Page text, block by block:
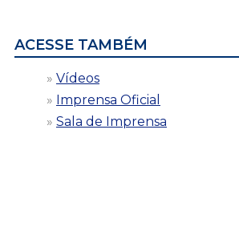
ACESSE TAMBÉM
Vídeos
Imprensa Oficial
Sala de Imprensa